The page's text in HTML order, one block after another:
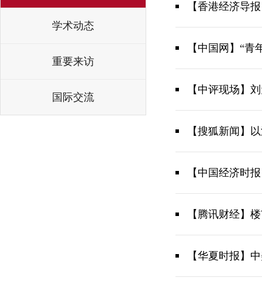
学术动态
重要来访
国际交流
【香港经济导
【中国网】“
【中评现场】
【搜狐新闻】
【中国经济时
【腾讯财经】
【华夏时报】